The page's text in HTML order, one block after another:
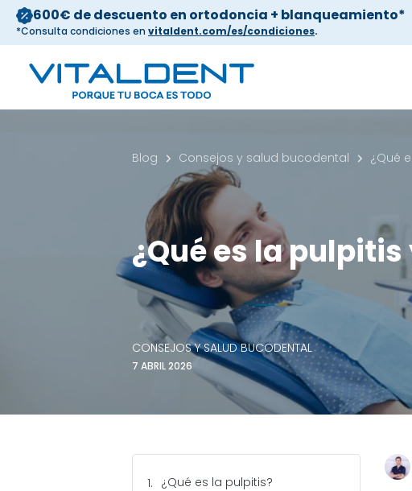
600€ de descuento en ortodoncia + blanqueamiento*
*Consulta condiciones en vitaldent.com/es/condiciones.
Blog Consejos y salud bucodental ¿Qué
¿Qué es la
CONSEJOS Y SALUD BUCODENTAL
7 ABRIL 2026
¿Qué es la pulpitis?